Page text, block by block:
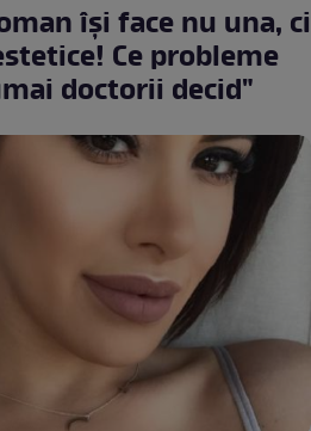
îşi face nu una, ci
Ce probleme
doctorii decid"